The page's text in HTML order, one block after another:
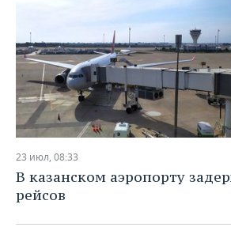
23 июл, 08:33
В казанском аэропорту
рейсов